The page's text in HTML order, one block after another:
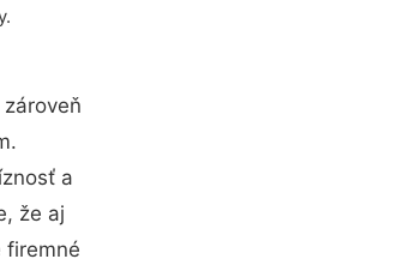
a
že aj
firemné